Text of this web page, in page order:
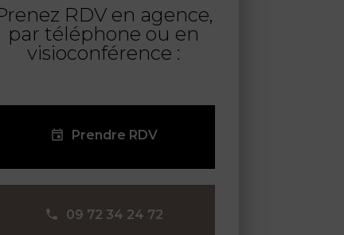
RDV en agence,
par téléphone ou en
visioconférence :
Prendre RDV
09 72 34 24 72